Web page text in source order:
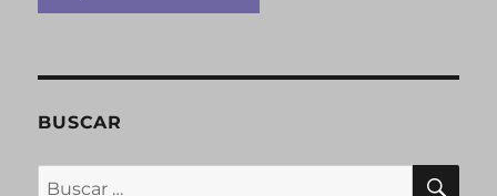
BUSCAR
Buscar